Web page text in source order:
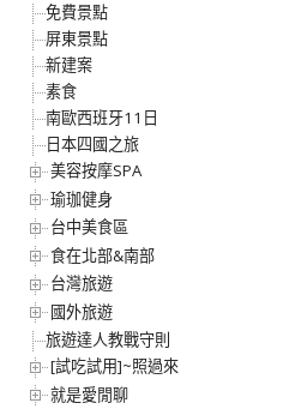
免費景點
屏東景點
新建案
素食
南歐西班牙11日
日本四國之旅
美容按摩SPA
瑜珈健身
台中美食區
食在北部&南部
台灣旅遊
國外旅遊
旅遊達人教戰守則
[試吃試用]~照過來
就是愛閒聊